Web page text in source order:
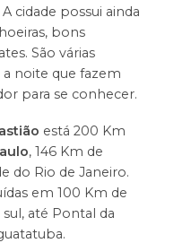
cidade possui ainda
bons
São várias
a noite que fazem
para se conhecer.
está 200 Km
, 146 Km de
do Rio de Janeiro.
em 100 Km de
até Pontal da